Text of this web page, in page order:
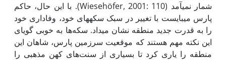
شمار نمی­آمد (Wiesehöfer, 2001: 110). با این حال، حاکم
پارس می­بایست با تغییر در سبک سکه­های خود، وفاداری خود
را به قدرت جدید منطقه نشان می­داد. سکه‌ها به خوبی گویای
این نکته مهم هستند که موقعیت سرزمین پارس، شاهان این
منطقه را یاری کرد تا بسیاری از سنت‌های کهن مذهبی را